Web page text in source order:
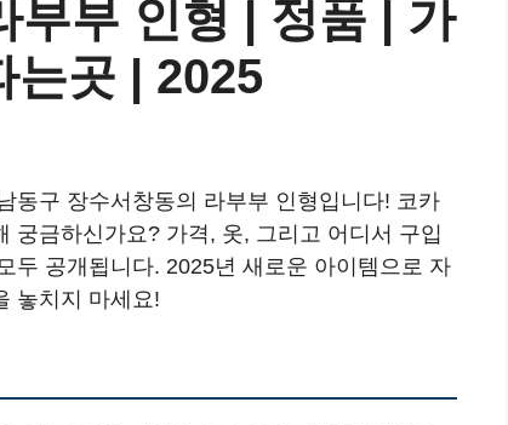
부부 인형 | 정품 | 가
는곳 | 2025
동구 장수서창동의 라부부 인형입니다! 코카
궁금하신가요? 가격, 옷, 그리고 어디서 구입
두 공개됩니다. 2025년 새로운 아이템으로 자
놓치지 마세요!